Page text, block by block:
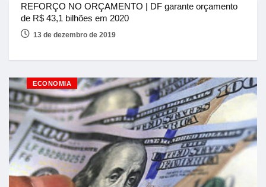
REFORÇO NO ORÇAMENTO | DF garante orçamento
de R$ 43,1 bilhões em 2020
13 de dezembro de 2019
ECONOMIA